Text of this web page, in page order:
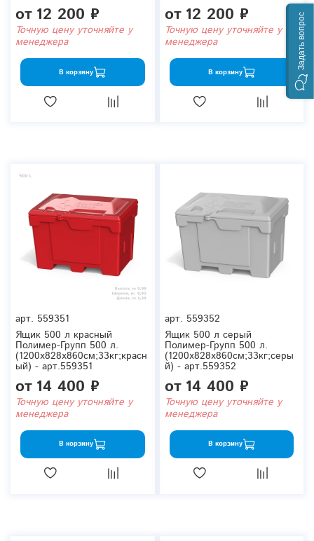
от 12 200 ₽
Точную цену уточняйте у
менеджера
В корзину
от 12 200 ₽
Точную цену уточняйте у
менеджера
В корзину
арт. 559351
Ящик 500 л красный
Полимер-Групп 500 л.
(1200x828x860см;33кг;красн
ый) - арт.559351
от 14 400 ₽
Точную цену уточняйте у
менеджера
В корзину
арт. 559352
Ящик 500 л серый
Полимер-Групп 500 л.
(1200x828x860см;33кг;серы
й) - арт.559352
от 14 400 ₽
Точную цену уточняйте у
менеджера
В корзину
Задать вопрос